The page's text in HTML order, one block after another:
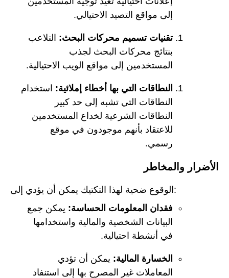
إلى مواقع التصيد الاحتيالي.
تقنيات تسميم محركات البحث: التلاعب
بنتائج محركات البحث لجذب
المستخدمين إلى مواقع الويب الاحتيالية.
النطاقات التي بها أخطاء إملائية: استخدام
النطاقات التي تشبه إلى حد كبير
النطاقات الشرعية لخداع المستخدمين
للاعتقاد بأنهم موجودون في موقع
رسمي.
الأضرار والمخاطر
الوقوع ضحية لهذا التكتيك يمكن أن يؤدي إلى:
فقدان المعلومات الحساسة: يمكن جمع
البيانات الشخصية والمالية واستخدامها
في أنشطة احتيالية.
الخسارة المالية: يمكن أن تؤدي
المعاملات غير المصرح بها إلى استنفاد